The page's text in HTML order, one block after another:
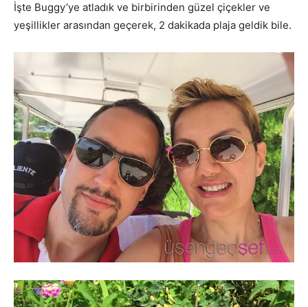
İşte Buggy’ye atladık ve birbirinden güzel çiçekler ve
yeşillikler arasından geçerek, 2 dakikada plaja geldik bile.